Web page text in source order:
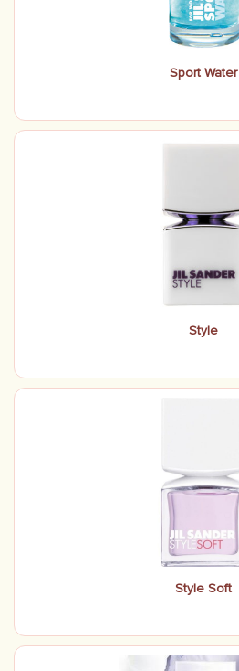
Sport Water
Style
Style Soft